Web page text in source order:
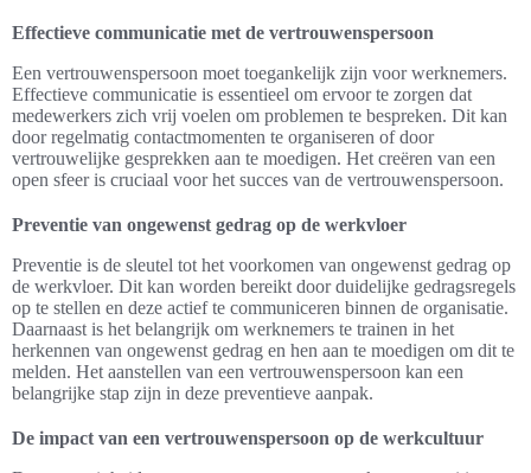
Effectieve communicatie met de vertrouwenspersoon
Een vertrouwenspersoon moet toegankelijk zijn voor werknemers.
Effectieve communicatie is essentieel om ervoor te zorgen dat
medewerkers zich vrij voelen om problemen te bespreken. Dit kan
door regelmatig contactmomenten te organiseren of door
vertrouwelijke gesprekken aan te moedigen. Het creëren van een
open sfeer is cruciaal voor het succes van de vertrouwenspersoon.
Preventie van ongewenst gedrag op de werkvloer
Preventie is de sleutel tot het voorkomen van ongewenst gedrag op
de werkvloer. Dit kan worden bereikt door duidelijke gedragsregels
op te stellen en deze actief te communiceren binnen de organisatie.
Daarnaast is het belangrijk om werknemers te trainen in het
herkennen van ongewenst gedrag en hen aan te moedigen om dit te
melden. Het aanstellen van een vertrouwenspersoon kan een
belangrijke stap zijn in deze preventieve aanpak.
De impact van een vertrouwenspersoon op de werkcultuur